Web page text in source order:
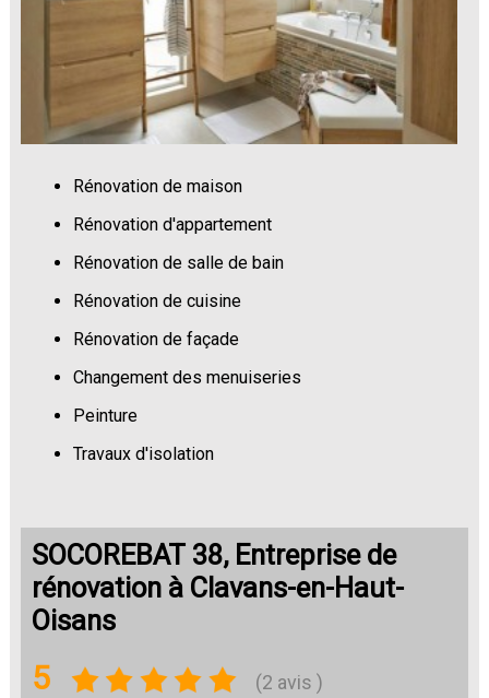
Rénovation de maison
Rénovation d'appartement
Rénovation de salle de bain
Rénovation de cuisine
Rénovation de façade
Changement des menuiseries
Peinture
Travaux d'isolation
SOCOREBAT 38, Entreprise de
rénovation à Clavans-en-Haut-
Oisans
5 (2 avis )